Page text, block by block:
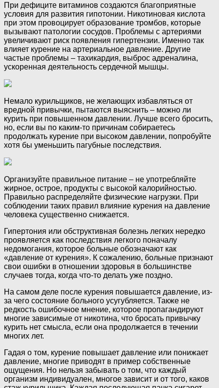
При дефиците витаминов создаются благоприятные
условия для развития гипотонии. Никотиновая кислота
при этом провоцирует образование тромбов, которые
вызывают патологии сосудов. Проблемы с артериями
увеличивают риск появления гипертензии. Именно так
влияет курение на артериальное давление. Другие
частые проблемы – тахикардия, выброс адреналина,
ускоренная деятельность сердечной мышцы.
Немало курильщиков, не желающих избавляться от
вредной привычки, пытаются выяснить – можно ли
курить при повышенном давлении. Лучше всего бросить,
но, если вы по каким-то причинам собираетесь
продолжать курение при высоком давлении, попробуйте
хотя бы уменьшить пагубные последствия.
Организуйте правильное питание – не употребляйте
жирное, острое, продукты с высокой калорийностью.
Правильно распределяйте физические нагрузки. При
соблюдении таких правил влияние курения на давление
человека существенно снижается.
Гипертония или обструктивная болезнь легких нередко
проявляется как последствия легкого поначалу
недомогания, которое больные обозначают как
«давление от курения». К сожалению, больные признают
свои ошибки в отношении здоровья в большинстве
случаев тогда, когда что-то делать уже поздно.
На самом деле после курения повышается давление, из-
за чего состояние больного усугубляется. Также не
редкость ошибочное мнение, которое пропагандируют
многие зависимые от никотина, что бросать привычку
курить нет смысла, если она продолжается в течении
многих лет.
Гадая о том, курение повышает давление или понижает
давление, многие приводят в пример собственные
ощущения. Но нельзя забывать о том, что каждый
организм индивидуален, многое зависит и от того, каков